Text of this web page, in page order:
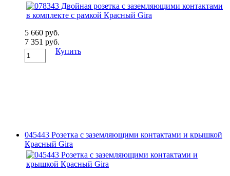
5 660 руб.
7 351 руб.
Купить
045443 Розетка с заземляющими контактами и крышкой
Красный Gira